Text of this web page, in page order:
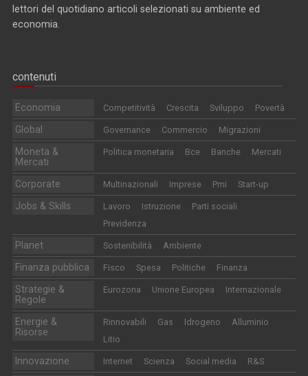
lettori del quotidiano articoli selezionati su ambiente ed
economia.
contenuti
Economia Competitività Crescita Sviluppo Povertà
Global Governance Commercio Migrazioni
Moneta &
Mercati
Politica monetaria Bce Banche Mercati
Corporate Multinazionali Imprese Pmi Start-up
Jobs & Skills Lavoro Istruzione
Parti sociali
Previdenza
Planet Sostenibilità Ambiente
Finanza pubblica Fisco Spesa Politiche Finanza
Strategie &
Regole
Eurozona Unione Europea Internazionale
Energie &
Risorse
Rinnovabili Gas Idrogeno
Alluminio
Litio
Innovazione Internet Scienza Social media R&S